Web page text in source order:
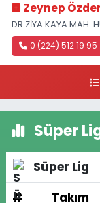
Zeynep
DR.ZİYA KAYA MAH.
0 (224) 512 19 95
Süper
Süper Lig
#
Takım